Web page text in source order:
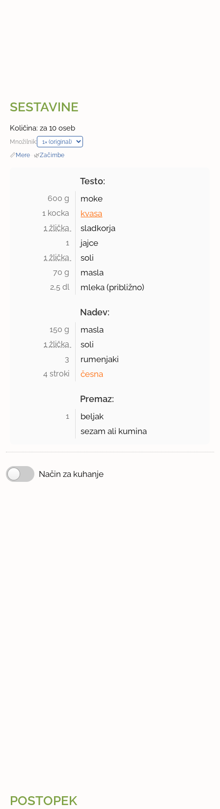
SESTAVINE
Količina: za 10 oseb
Množilnik:
📏Mere · 🌿Začimbe
Testo:
600 g moke
1 kocka kvasa
1 žlička sladkorja
1 jajce
1 žlička soli
70 g masla
2,5 dl mleka (približno)
Nadev:
150 g masla
1 žlička soli
3 rumenjaki
4 stroki česna
Premaz:
1
beljak
sezam ali kumina
Način za kuhanje
POSTOPEK